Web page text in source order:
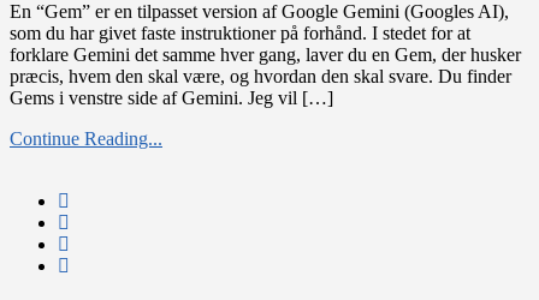
er
Google
Gems,
og
En “Gem” er en tilpasset version af Google Gemini (Googles AI),
som du har givet faste instruktioner på forhånd. I stedet for at
forklare Gemini det samme hver gang, laver du en Gem, der husker
præcis, hvem den skal være, og hvordan den skal svare. Du finder
Gems i venstre side af Gemini. Jeg vil […]
Continue Reading...